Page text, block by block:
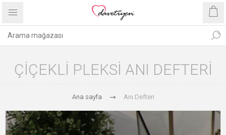
ÇIÇEKLI PLEKSI ANI DEFTERI
Ana sayfa Anı Defteri